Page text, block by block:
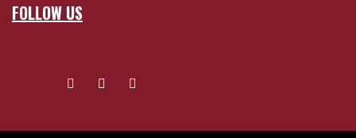
FOLLOW US